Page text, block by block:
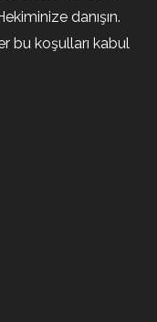
danışın.
bu koşulları kabul